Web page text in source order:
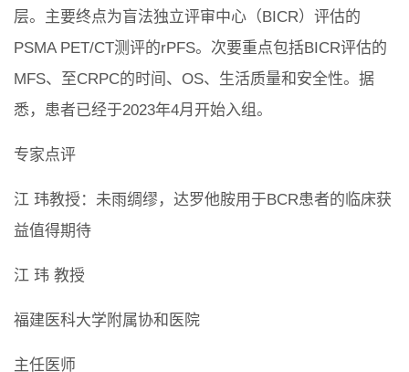
层。主要终点为盲法独立评审中心（BICR）评估的
PSMA PET/CT测评的rPFS。次要重点包括BICR评估的
MFS、至CRPC的时间、OS、生活质量和安全性。据
悉，患者已经于2023年4月开始入组。
专家点评
江 玮教授：未雨绸缪，达罗他胺用于BCR患者的临床获
益值得期待
江 玮 教授
福建医科大学附属协和医院
主任医师